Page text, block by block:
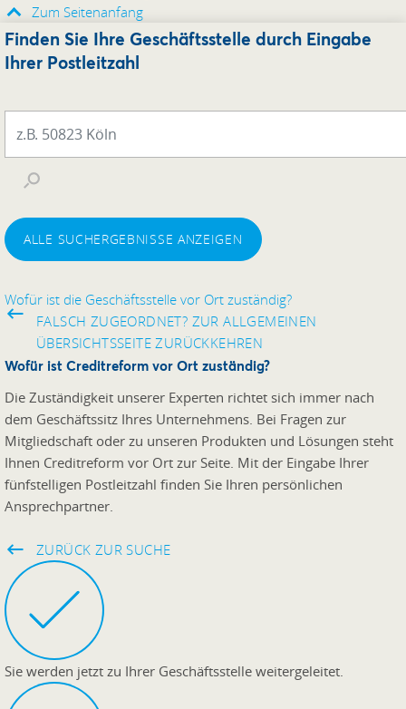
Zum Seitenanfang
Finden Sie Ihre Geschäftsstelle durch Eingabe
Ihrer Postleitzahl
ALLE SUCHERGEBNISSE ANZEIGEN
Wofür ist die Geschäftsstelle vor Ort zuständig?
FALSCH ZUGEORDNET? ZUR ALLGEMEINEN
ÜBERSICHTSSEITE ZURÜCKKEHREN
Wofür ist Creditreform vor Ort zuständig?
Die Zuständigkeit unserer Experten richtet sich immer nach
dem Geschäftssitz Ihres Unternehmens. Bei Fragen zur
Mitgliedschaft oder zu unseren Produkten und Lösungen steht
Ihnen Creditreform vor Ort zur Seite. Mit der Eingabe Ihrer
fünfstelligen Postleitzahl finden Sie Ihren persönlichen
Ansprechpartner.
ZURÜCK ZUR SUCHE
Sie werden jetzt zu Ihrer Geschäftsstelle weitergeleitet.